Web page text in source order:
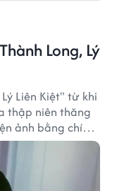
Long, Lý
Liên Kiệt" từ khi
thập niên thăng
ảnh bằng chính